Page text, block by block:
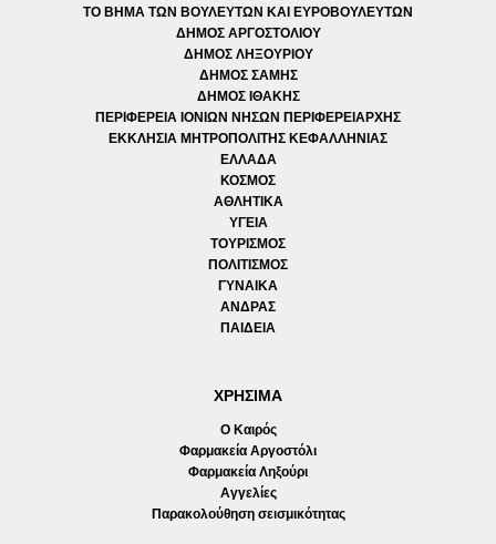
ΤΟ ΒΗΜΑ ΤΩΝ ΒΟΥΛΕΥΤΩΝ ΚΑΙ ΕΥΡΟΒΟΥΛΕΥΤΩΝ
ΔΗΜΟΣ ΑΡΓΟΣΤΟΛΙΟΥ
ΔΗΜΟΣ ΛΗΞΟΥΡΙΟΥ
ΔΗΜΟΣ ΣΑΜΗΣ
ΔΗΜΟΣ ΙΘΑΚΗΣ
ΠΕΡΙΦΕΡΕΙΑ ΙΟΝΙΩΝ ΝΗΣΩΝ ΠΕΡΙΦΕΡΕΙΑΡΧΗΣ
ΕΚΚΛΗΣΙΑ ΜΗΤΡΟΠΟΛΙΤΗΣ ΚΕΦΑΛΛΗΝΙΑΣ
ΕΛΛΑΔΑ
ΚΟΣΜΟΣ
ΑΘΛΗΤΙΚΑ
ΥΓΕΙΑ
ΤΟΥΡΙΣΜΟΣ
ΠΟΛΙΤΙΣΜΟΣ
ΓΥΝΑΙΚΑ
ΑΝΔΡΑΣ
ΠΑΙΔΕΙΑ
ΧΡΗΣΙΜΑ
Ο Καιρός
Φαρμακεία Αργοστόλι
Φαρμακεία Ληξούρι
Αγγελίες
Παρακολούθηση σεισμικότητας